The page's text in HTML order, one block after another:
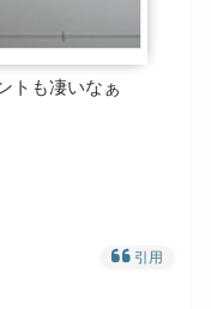
トも凄いなぁ
引用